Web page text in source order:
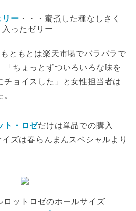
リー ・・・蜜煮した種なしさく
ったゼリー
ともとは楽天市場でバラバラで
「ちょっとずついろいろな味を
チョイスした」と女性担当者は
ト・ロゼだけは単品での購入
イズは春らんまんスペシャルより
ロットロゼのホールサイズ